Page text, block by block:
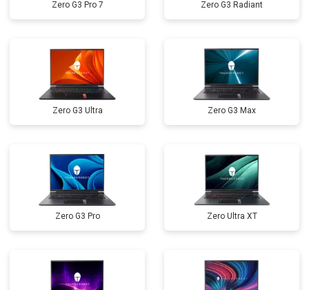
Замена оперативной памяти от 1100 ₽ Заказать
Прошивка BIOS от 1500 ₽ Заказать
Замена северного моста от 3500 ₽
Zero G3 Pro 7 Zero G3 Radiant
Zero G3 Ultra Zero G3 Max
Zero G3 Pro Zero Ultra XT